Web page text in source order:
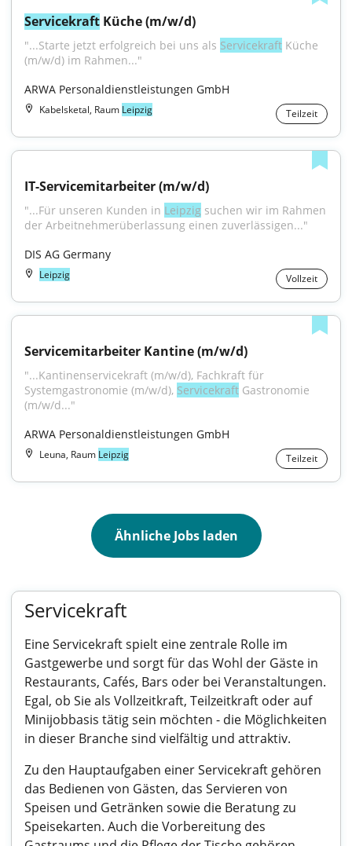
Servicekraft Küche (m/w/d)
"...Starte jetzt erfolgreich bei uns als Servicekraft Küche
(m/w/d) im Rahmen..."
ARWA Personaldienstleistungen GmbH
Kabelsketal, Raum Leipzig Teilzeit
IT-Servicemitarbeiter (m/w/d)
"...Für unseren Kunden in Leipzig suchen wir im Rahmen
der Arbeitnehmerüberlassung einen zuverlässigen..."
DIS AG Germany
Leipzig Vollzeit
Servicemitarbeiter Kantine (m/w/d)
"...Kantinenservicekraft (m/w/d), Fachkraft für
Systemgastronomie (m/w/d), Servicekraft Gastronomie
(m/w/d..."
ARWA Personaldienstleistungen GmbH
Leuna, Raum Leipzig Teilzeit
Ähnliche Jobs laden
Servicekraft
Eine Servicekraft spielt eine zentrale Rolle im
Gastgewerbe und sorgt für das Wohl der Gäste in
Restaurants, Cafés, Bars oder bei Veranstaltungen.
Egal, ob Sie als Vollzeitkraft, Teilzeitkraft oder auf
Minijobbasis tätig sein möchten - die Möglichkeiten
in dieser Branche sind vielfältig und attraktiv.
Zu den Hauptaufgaben einer Servicekraft gehören
das Bedienen von Gästen, das Servieren von
Speisen und Getränken sowie die Beratung zu
Speisekarten. Auch die Vorbereitung des